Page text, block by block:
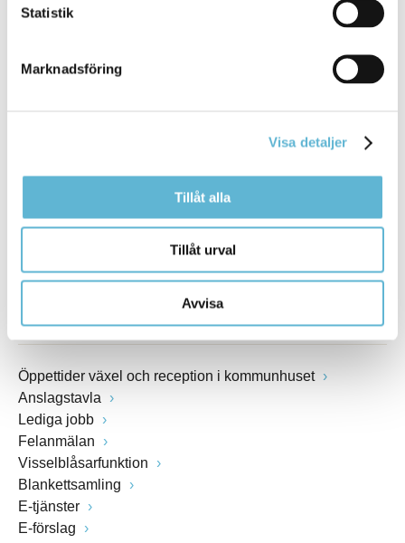
Statistik
Marknadsföring
Visa detaljer
Tillåt alla
Tillåt urval
Avvisa
Postadress
Växel: 0456-82 20 00
Org.nr: 212000-0894
SNABBVAL
Öppettider växel och reception i kommunhuset
Anslagstavla
Lediga jobb
Felanmälan
Visselblåsarfunktion
Blankettsamling
E-tjänster
E-förslag